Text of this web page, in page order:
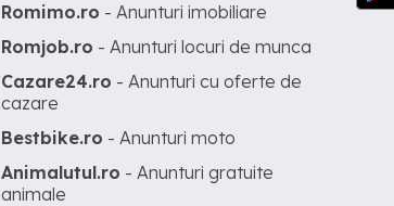
Romimo.ro - Anunturi imobiliare
Romjob.ro - Anunturi locuri de munca
Cazare24.ro - Anunturi cu oferte de
cazare
Bestbike.ro - Anunturi moto
Animalutul.ro - Anunturi gratuite
animale